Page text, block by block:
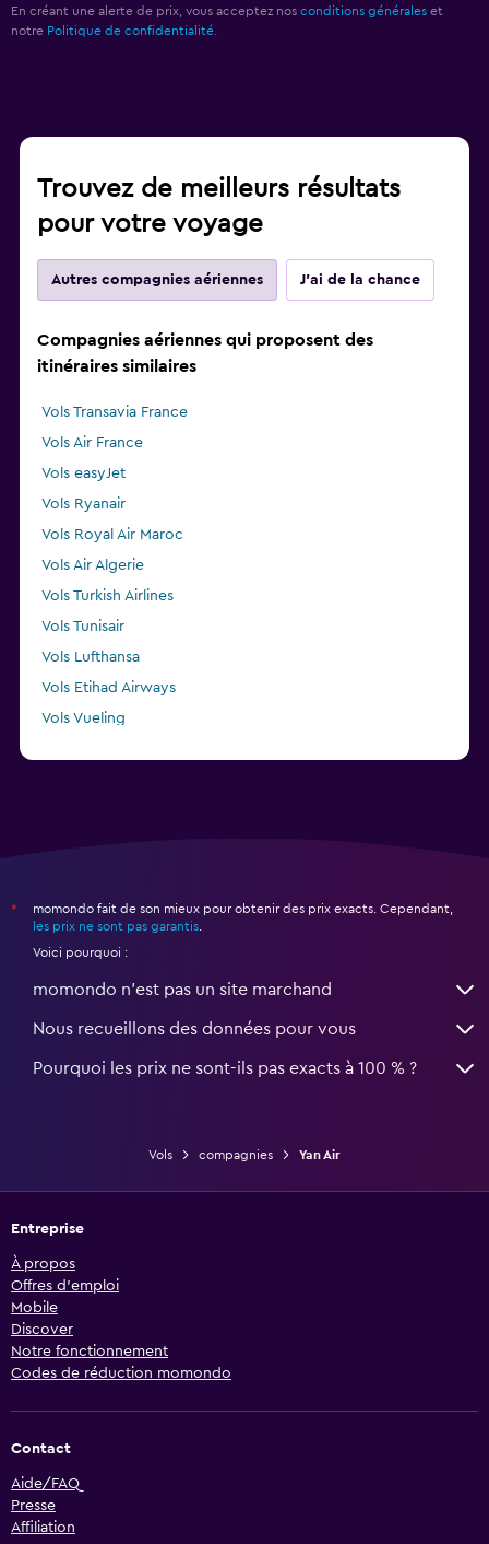
En créant une alerte de prix, vous acceptez nos conditions générales et
notre Politique de confidentialité.
Trouvez de meilleurs résultats
pour votre voyage
Autres compagnies aériennes J'ai de la chance
Compagnies aériennes qui proposent des
itinéraires similaires
Vols Transavia France
Vols Air France
Vols easyJet
Vols Ryanair
Vols Royal Air Maroc
Vols Air Algerie
Vols Turkish Airlines
Vols Tunisair
Vols Lufthansa
Vols Etihad Airways
Vols Vueling
*
momondo fait de son mieux pour obtenir des prix exacts. Cependant,
les prix ne sont pas garantis
Voici pourquoi :
momondo n'est pas un site marchand
Nous recueillons des données pour vous
Pourquoi les prix ne sont-ils pas exacts à 100 % ?
Vols compagnies Yan Air
Entreprise
À propos
Offres d’emploi
Mobile
Discover
Notre fonctionnement
Codes de réduction momondo
Contact
Aide/FAQ
Presse
Affiliation